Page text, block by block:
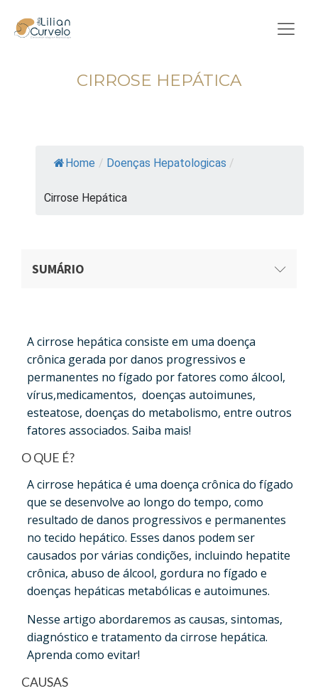
CIRROSE HEPÁTICA
Home / Doenças Hepatologicas /
Cirrose Hepática
SUMÁRIO
A cirrose hepática consiste em uma doença
crônica gerada por danos progressivos e
permanentes no fígado por fatores como álcool,
vírus,medicamentos, doenças autoimunes,
esteatose, doenças do metabolismo, entre outros
fatores associados. Saiba mais!
O QUE É?
A cirrose hepática é uma doença crônica do fígado
que se desenvolve ao longo do tempo, como
resultado de danos progressivos e permanentes
no tecido hepático. Esses danos podem ser
causados por várias condições, incluindo hepatite
crônica, abuso de álcool, gordura no fígado e
doenças hepáticas metabólicas e autoimunes.
Nesse artigo abordaremos as causas, sintomas,
diagnóstico e tratamento da cirrose hepática.
Aprenda como evitar!
CAUSAS